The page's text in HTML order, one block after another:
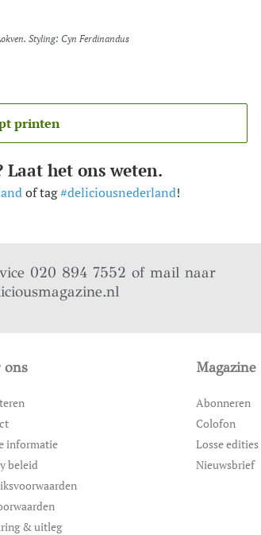
Styling: Cyn Ferdinandus
printen
Laat het ons weten.
of tag#deliciousnederland!
020 894 7552 of mail naar
ons
informatie
beleid
& uitleg
Magazine
Abonneren
Colofon
Losse edities
Nieuwsbrief